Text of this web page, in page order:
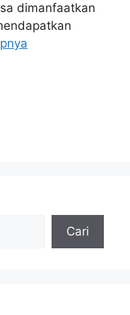
dimanfaatkan
Cari